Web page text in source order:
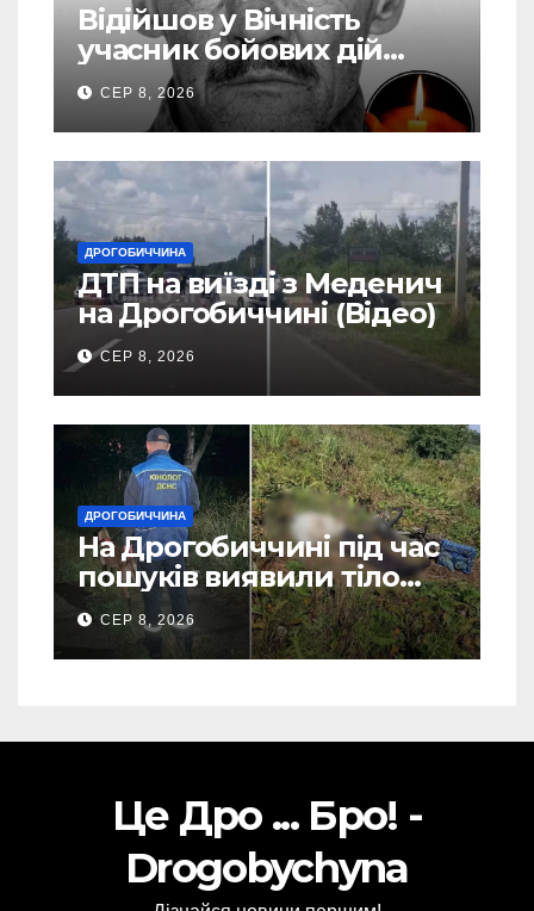
Відійшов у Вічність
учасник бойових дій
Василь Іваникович зі
Станилі
СЕР 8, 2026
ДРОГОБИЧЧИНА
ДТП на виїзді з Меденич
на Дрогобиччині (Відео)
СЕР 8, 2026
ДРОГОБИЧЧИНА
На Дрогобиччині під час
пошуків виявили тіло
зниклого чоловіка (Фото)
СЕР 8, 2026
Це Дро ... Бро! -
Drogobychyna